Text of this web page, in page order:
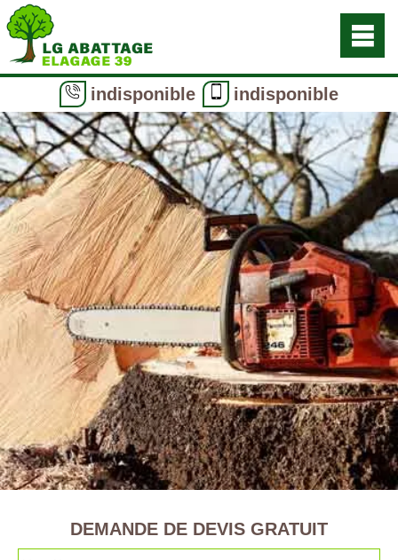
indisponible indisponible
DEMANDE DE DEVIS GRATUIT